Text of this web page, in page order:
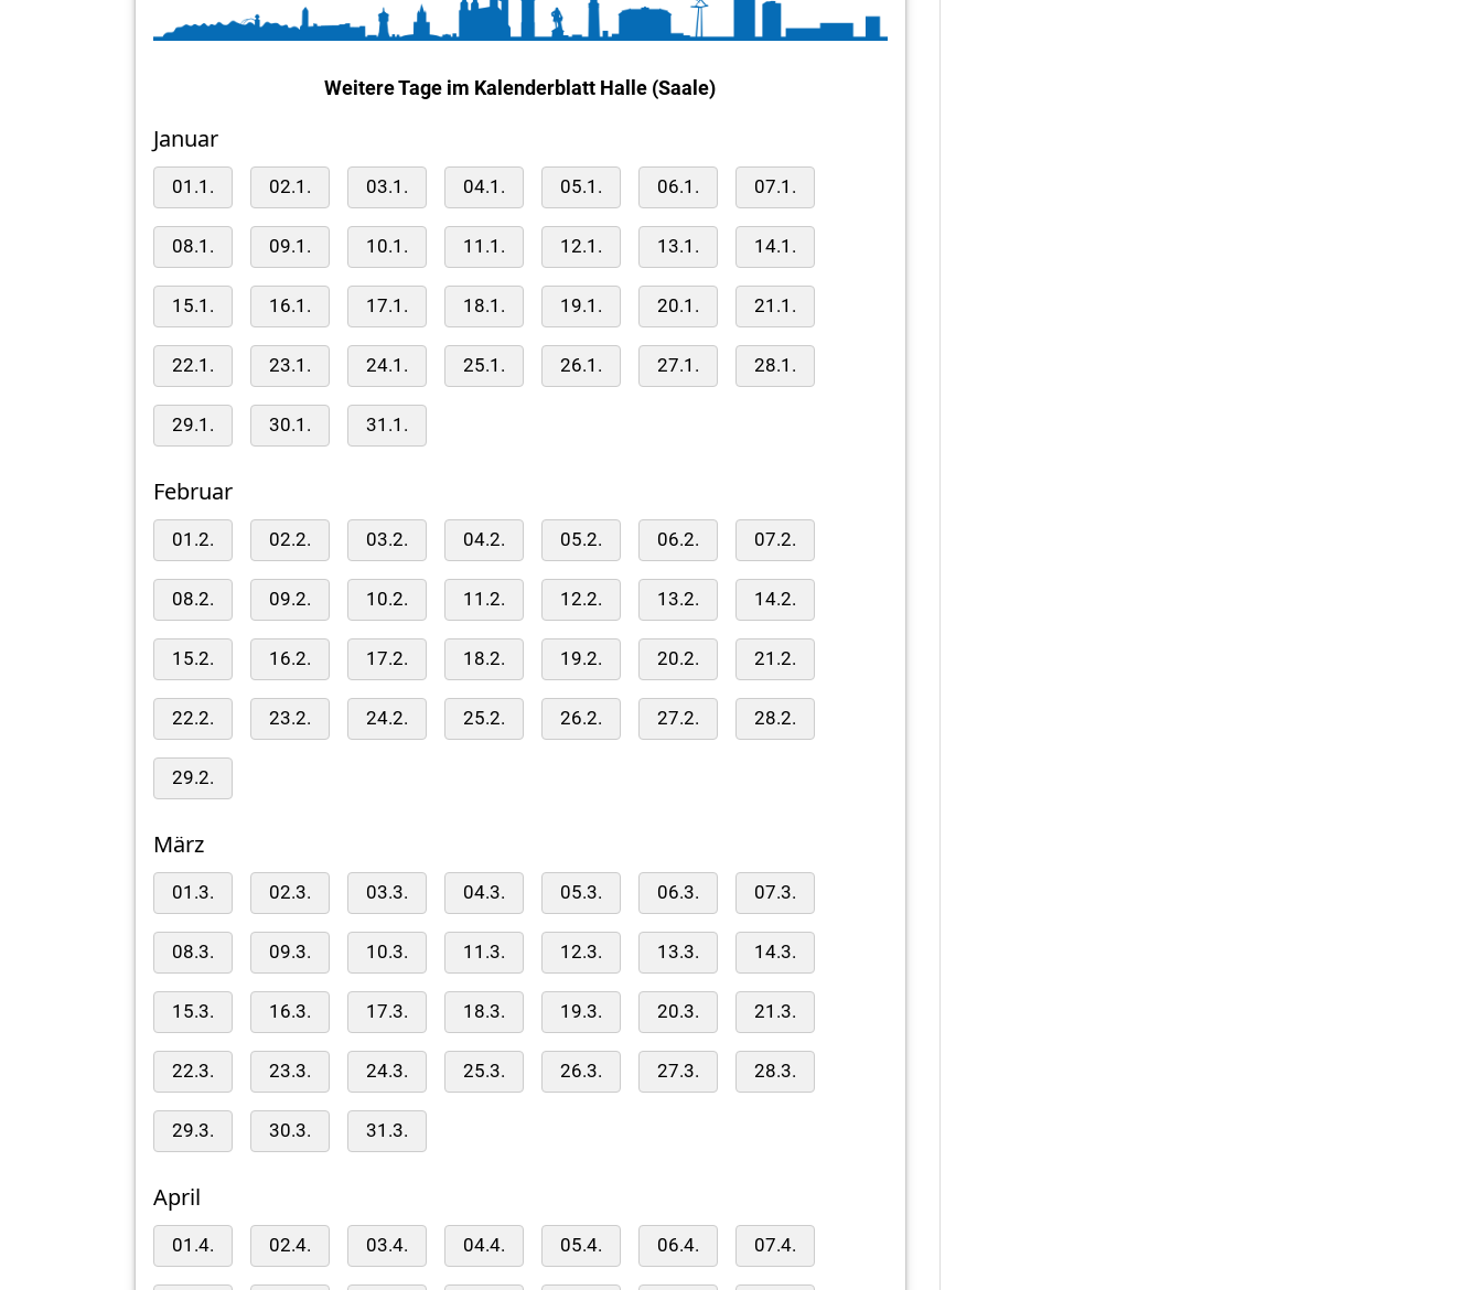
Weitere Tage im Kalenderblatt Halle (Saale)
Januar
01.1. 02.1. 03.1. 04.1. 05.1. 06.1. 07.1.
08.1. 09.1. 10.1. 11.1. 12.1. 13.1. 14.1.
15.1. 16.1. 17.1. 18.1. 19.1. 20.1. 21.1.
22.1. 23.1. 24.1. 25.1. 26.1. 27.1. 28.1.
29.1. 30.1. 31.1.
Februar
01.2. 02.2. 03.2. 04.2. 05.2. 06.2. 07.2.
08.2. 09.2. 10.2. 11.2. 12.2. 13.2. 14.2.
15.2. 16.2. 17.2. 18.2. 19.2. 20.2. 21.2.
22.2. 23.2. 24.2. 25.2. 26.2. 27.2. 28.2.
29.2.
März
01.3. 02.3. 03.3. 04.3. 05.3. 06.3. 07.3.
08.3. 09.3. 10.3. 11.3. 12.3. 13.3. 14.3.
15.3. 16.3. 17.3. 18.3. 19.3. 20.3. 21.3.
22.3. 23.3. 24.3. 25.3. 26.3. 27.3. 28.3.
29.3. 30.3. 31.3.
April
01.4. 02.4. 03.4. 04.4. 05.4. 06.4. 07.4.